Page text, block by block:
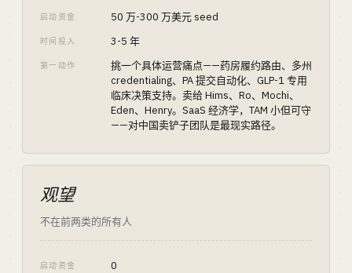
启动资金 50 万-300 万美元 seed
时间投入 3-5 年
第一动作
挑一个具体运营痛点——药房履约路由、多州
credentialing、PA 提交自动化、GLP-1 专用
临床决策支持。卖给 Hims、Ro、Mochi、
Eden、Henry。SaaS 经济学，TAM 小但可守
——对中国卖铲子团队是最现实路径。
观望
不在前两类的所有人
启动资金 0